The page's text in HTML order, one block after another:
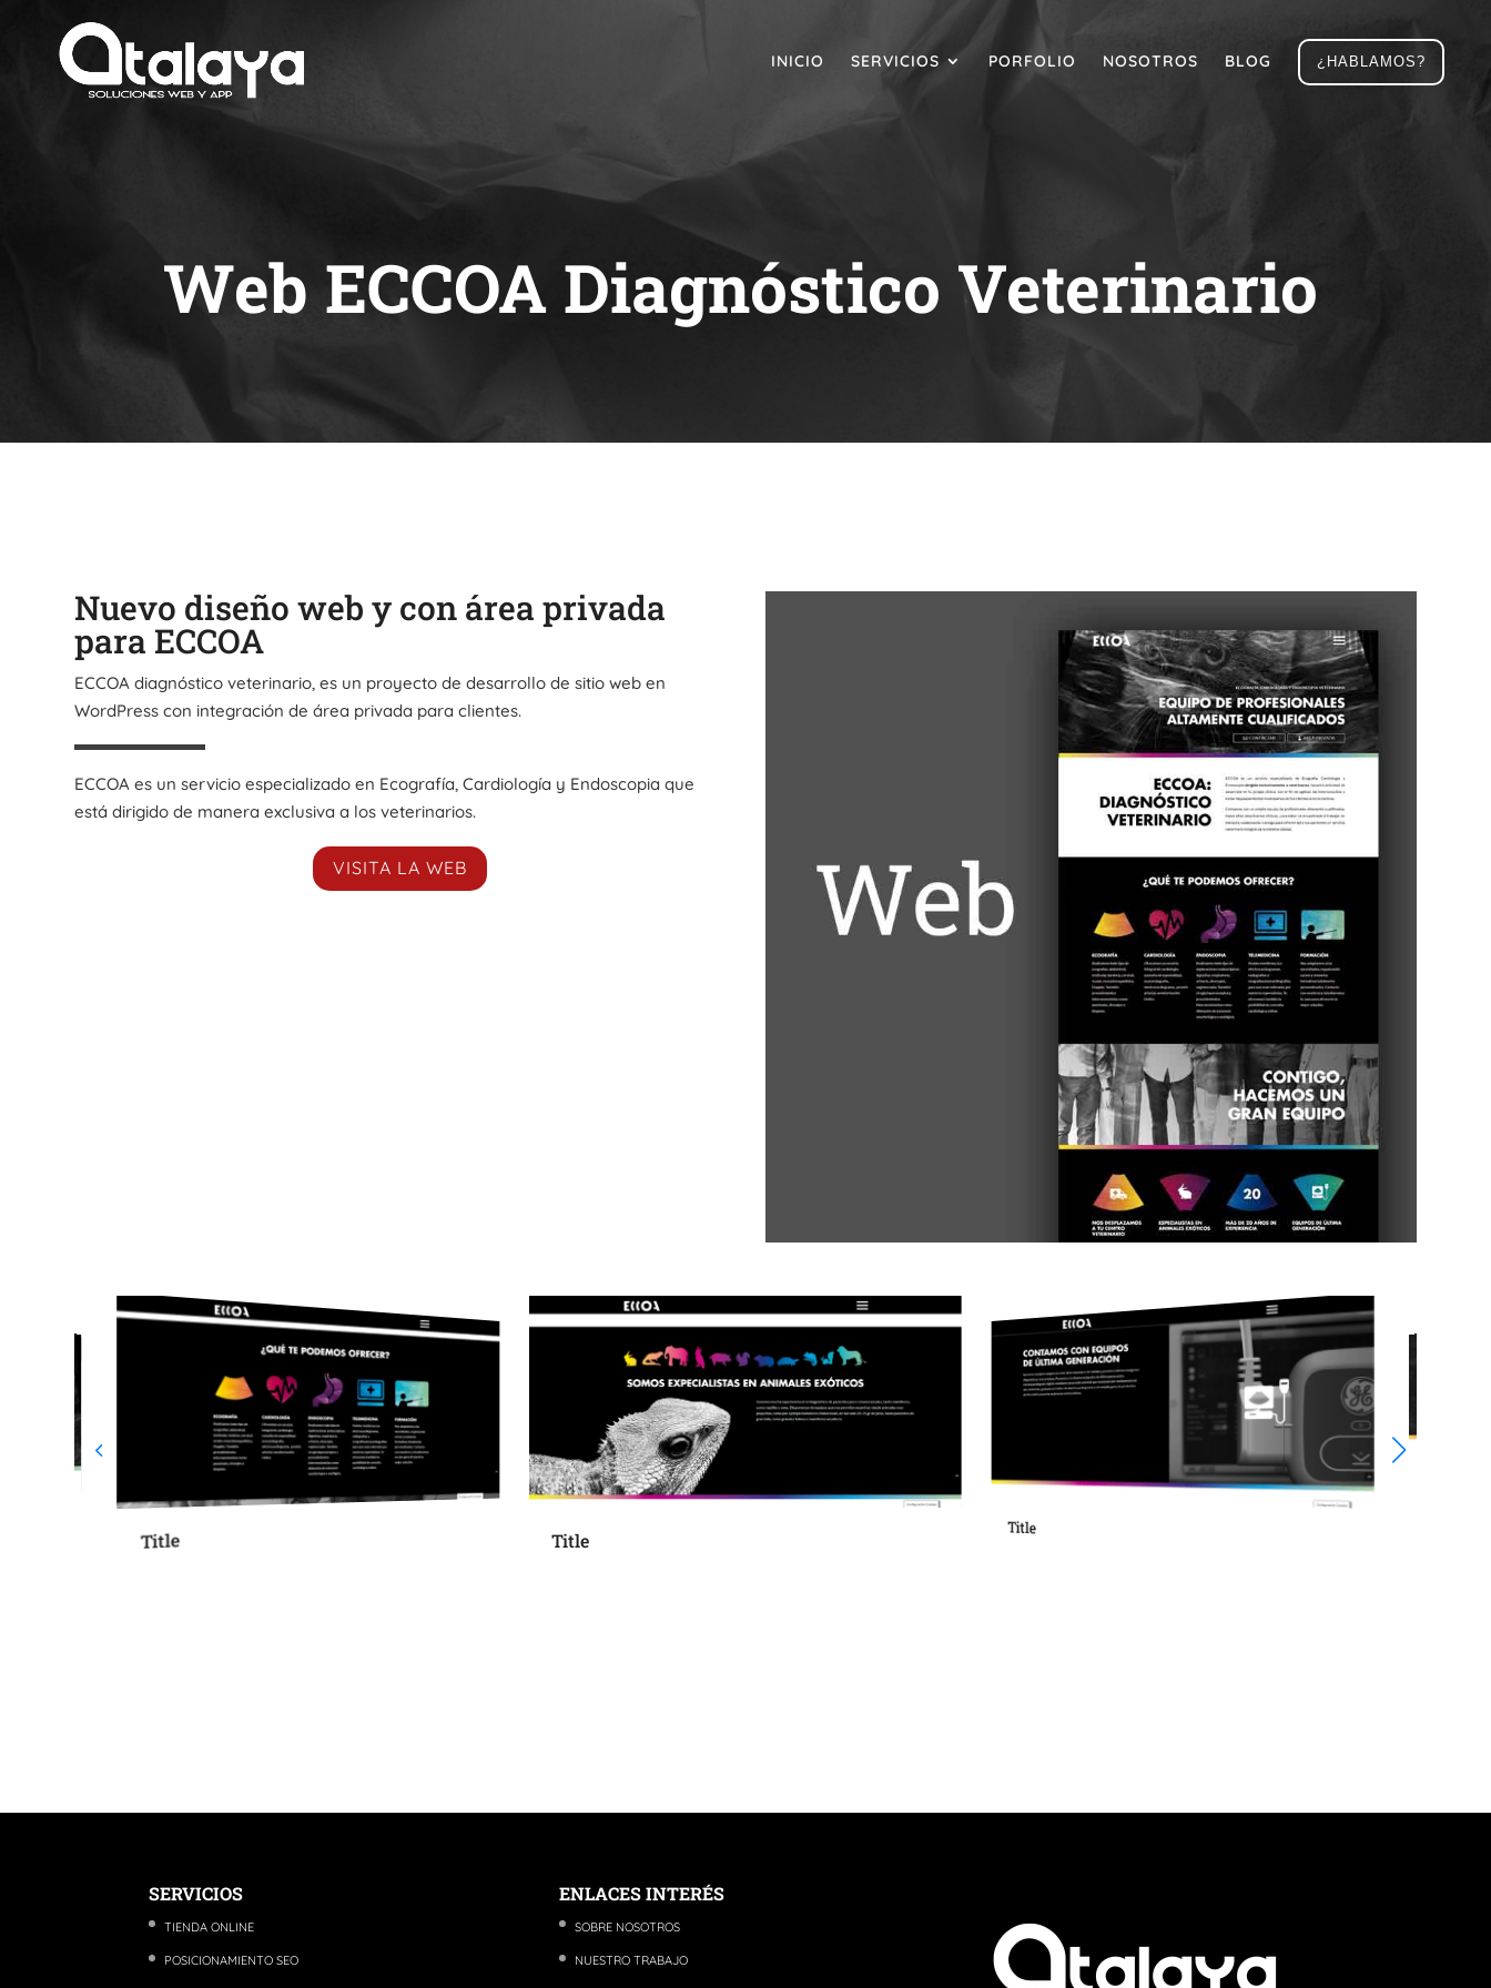
INICIO SERVICIOS PORFOLIO NOSOTROS BLOG ¿HABLAMOS?
Web ECCOA Diagnóstico Veterinario
Nuevo diseño web y con área privada
para ECCOA
ECCOA diagnóstico veterinario, es un proyecto de desarrollo de sitio web en
WordPress con integración de área privada para clientes.
ECCOA es un servicio especializado en Ecografía, Cardiología y Endoscopia que
está dirigido de manera exclusiva a los veterinarios.
VISITA LA WEB
Title Title
Title
SERVICIOS
TIENDA ONLINE
POSICIONAMIENTO SEO
ENLACES INTERÉS
SOBRE NOSOTROS
NUESTRO TRABAJO